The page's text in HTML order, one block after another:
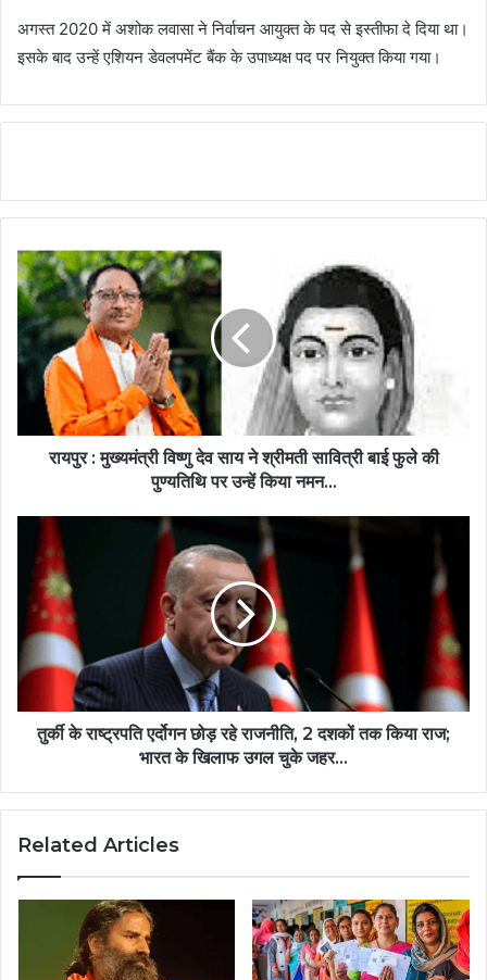
अगस्त 2020 में अशोक लवासा ने निर्वाचन आयुक्त के पद से इस्तीफा दे दिया था।
इसके बाद उन्हें एशियन डेवलपमेंट बैंक के उपाध्यक्ष पद पर नियुक्त किया गया।
रायपुर : मुख्यमंत्री विष्णु देव साय ने श्रीमती सावित्री बाई फुले की
पुण्यतिथि पर उन्हें किया नमन...
तुर्की के राष्ट्रपति एर्दोगन छोड़ रहे राजनीति, 2 दशकों तक किया राज;
भारत के खिलाफ उगल चुके जहर...
Related Articles